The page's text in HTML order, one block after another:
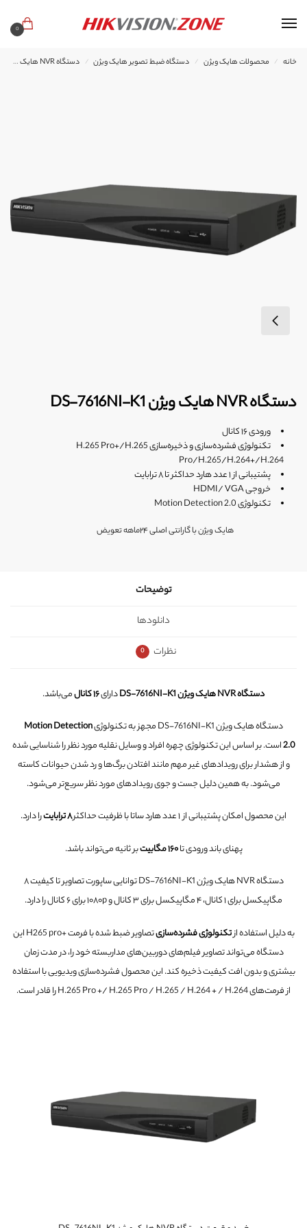
0
خانه / محصولات هایک ویژن / دستگاه ضبط تصویر هایک ویژن / دستگاه NVR هایک ویژن
دستگاه NVR هایک ویژن DS-7616NI-K1
ورودی ۱۶ کانال
تکنولوژی فشرده‌سازی و ذخیره‌سازی H.265 Pro+/H.265
Pro/H.265/H.264+/H.264
پشتیبانی از ۱ عدد هارد حداکثر تا ۸ ترابایت
خروجی HDMI/ VGA
تکنولوژی Motion Detection 2.0
هایک ویژن با گارانتی اصلی ۲۴ماهه تعویض
توضیحات
دانلودها
نظرات
0
دستگاه NVR هایک ویژن DS-7616NI-K1 دارای۱۶ کانال می‌باشد.
دستگاه هایک ویژن DS-7616NI-K1 مجهز به تکنولوژی
Motion Detection
2.0است. بر اساس این تکنولوژی چهره افراد و وسایل نقلیه مورد نظر را شناسایی شده
و از هشدار برای رویدادهای غیر مهم مانند افتادن برگ‌ها و رد شدن حیوانات کاسته
می‌شود. به همین دلیل جست و جوی رویدادهای مورد نظر سریع‌تر می‌شود.
این محصول امکان پشتیبانی از ۱ عدد هارد ساتا با ظرفیت حداکثر ۸ ترابایت را دارد.
پهنای باند ورودی تا۱۶۰ مگابیت بر ثانیه می‌تواند باشد.
دستگاه NVR هایک ویژن DS-7616NI-K1 توانایی ساپورت تصاویر تا کیفیت ۸
مگاپیکسل برای ۱ کانال، ۴ مگاپیکسل برای ۳ کانال و ۱۰۸۰p برای ۶ کانال را دارد.
به دلیل استفاده ازتکنولوژی فشرده‌سازی
تصاویر ضبط شده با فرمت +H265 pro این
دستگاه می‌تواند تصاویر فیلم‌های دوربین‌های مداربسته خود را، در مدت زمان
بیشتری و بدون افت کیفیت ذخیره کند. این محصول فشرده‌سازی ویدیویی با استفاده
از فرمت‌های H.265 Pro +/ H.265 Pro / H.265 / H.264 + / H.264 را قادر است.